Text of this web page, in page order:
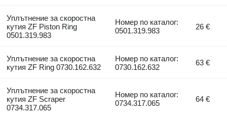
Уплътнение за скоростна
кутия ZF Piston Ring
0501.319.983
Номер по каталог:
0501.319.983
26 €
Уплътнение за скоростна
кутия ZF Ring 0730.162.632
Номер по каталог:
0730.162.632
63 €
Уплътнение за скоростна
кутия ZF Scraper
0734.317.065
Номер по каталог:
0734.317.065
64 €